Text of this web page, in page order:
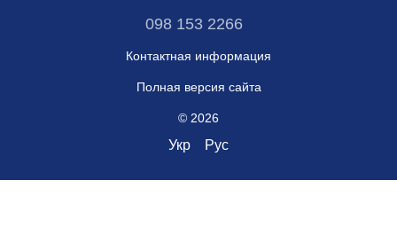
098 153 2266
Контактная информация
Полная версия сайта
© 2026
Укр Рус